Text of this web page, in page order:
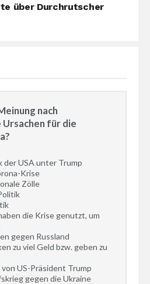
über Durchrutscher
nach
Ursachen für die
der USA unter Trump
Krise
Zölle
die Krise genutzt, um
gegen Russland
zu viel Geld bzw. geben zu
US-Präsident Trump
gegen die Ukraine